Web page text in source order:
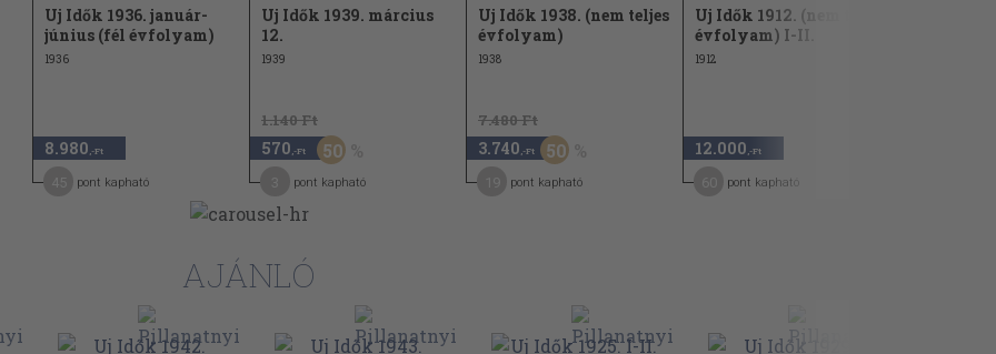
259, 290, 321, 351, 386
Uj Idők 1936. január-
június (fél évfolyam)
1936
8.980 ,-Ft
pont kapható
Uj Idők 1939. március
12.
1939
1.140 Ft
570 ,-Ft 50
pont kapható
Uj Idők 1938. (nem teljes
évfolyam)
1938
7.480 Ft
3.740 ,-Ft 50
pont kapható
Uj Idők 1912. (nem teljes
évfolyam) I-II.
1912
12.000 ,-Ft
pont kapható
AJÁNLÓ